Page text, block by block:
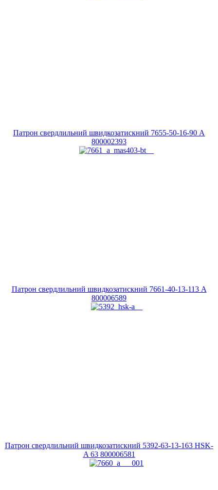
Патрон свердлильний швидкозатискний 7655-50-16-90 A
800002393
Патрон свердлильний швидкозатискний 7661-40-13-113 A
800006589
Патрон свердлильний швидкозатискний 5392-63-13-163 HSK-
A 63 800006581